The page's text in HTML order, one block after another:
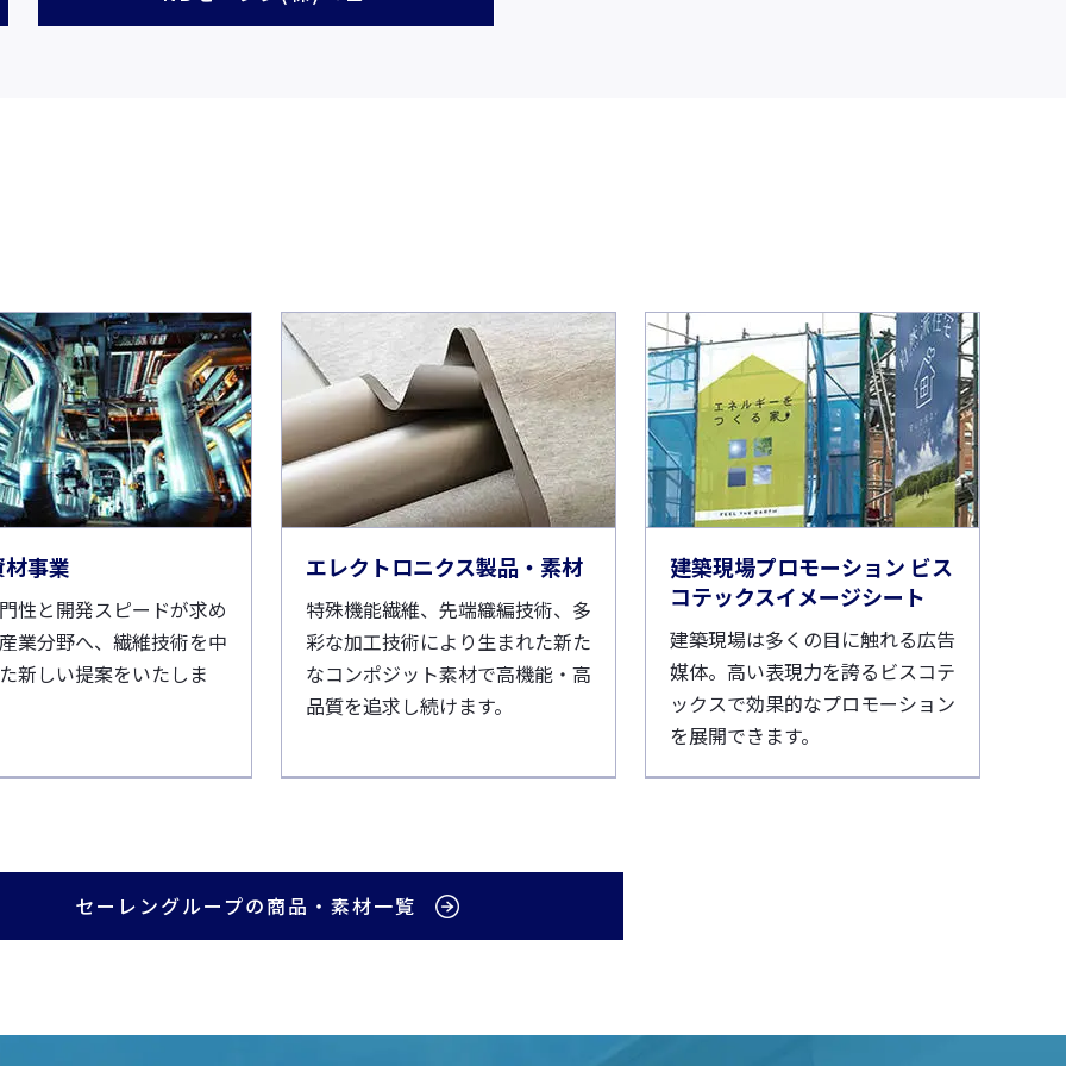
事業
性と開発スピードが求め
業分野へ、繊維技術を中
新しい提案をいたしま
エレクトロニクス製品・素材
特殊機能繊維、先端織編技術、多
彩な加工技術により生まれた新た
なコンポジット素材で高機能・高
品質を追求し続けます。
建築現場プロモーション ビス
コテックスイメージシート
建築現場は多くの目に触れる広告
媒体。高い表現力を誇るビスコテ
ックスで効果的なプロモーション
を展開できます。
セーレングループの商品・素材一覧